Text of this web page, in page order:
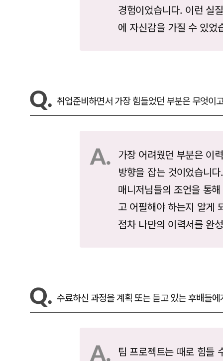
경험이었습니다. 이런 실
에 자신감을 가질 수 있었
취업준비하면서 가장 힘들었던 부분은 무엇이
가장 어려웠던 부분은 이
방향을 잡는 것이었습니
매니저님들의 조언을 통
고 어필해야 하는지 알게
점차 나만의 이력서를 완
수료하신 과정을 계획 또는 듣고 있는 후배들
팀 프로젝트는 때로 힘들